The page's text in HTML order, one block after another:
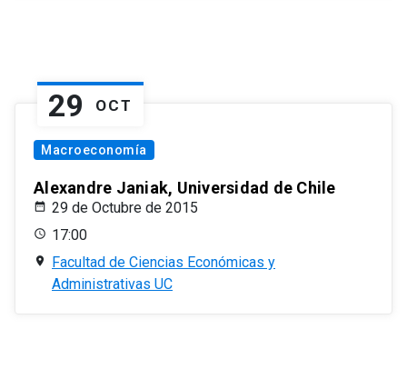
29 OCT
Macroeconomía
Alexandre Janiak, Universidad de Chile
29 de Octubre de 2015
17:00
Facultad de Ciencias Económicas y
Administrativas UC